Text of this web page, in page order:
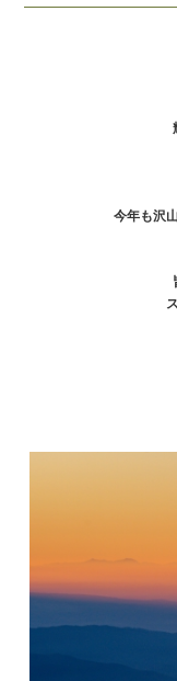
謹ん
今年も沢
スタッ
宿